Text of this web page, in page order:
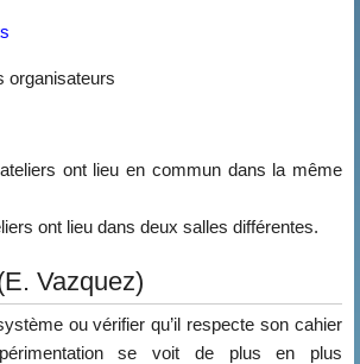
organisateurs
ont lieu en commun dans la même
ont lieu dans deux salles différentes.
Vazquez)
ou vérifier qu’il respecte son cahier
se voit de plus en plus